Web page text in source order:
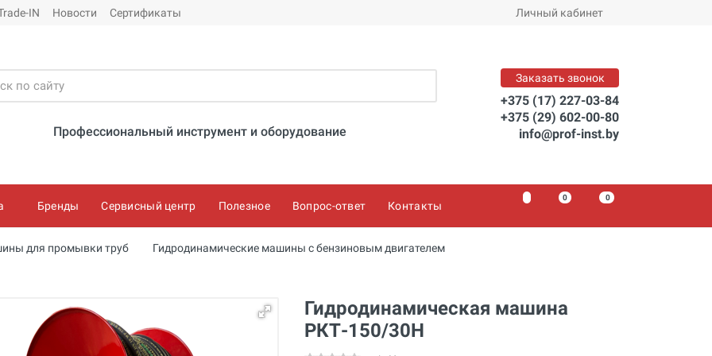
IN Новости Сертификаты Личный кабинет
Профессиональный инструмент и оборудование
Заказать звонок
+375 (17) 227-03-84
+375 (29) 602-00-80
info@prof-inst.by
Бренды Сервисный центр Полезное Вопрос-ответ Контакты
0 00
для промывки труб
Гидродинамические машины с бензиновым двигателем
Гидродинамическая машина
РКТ-150/30Н